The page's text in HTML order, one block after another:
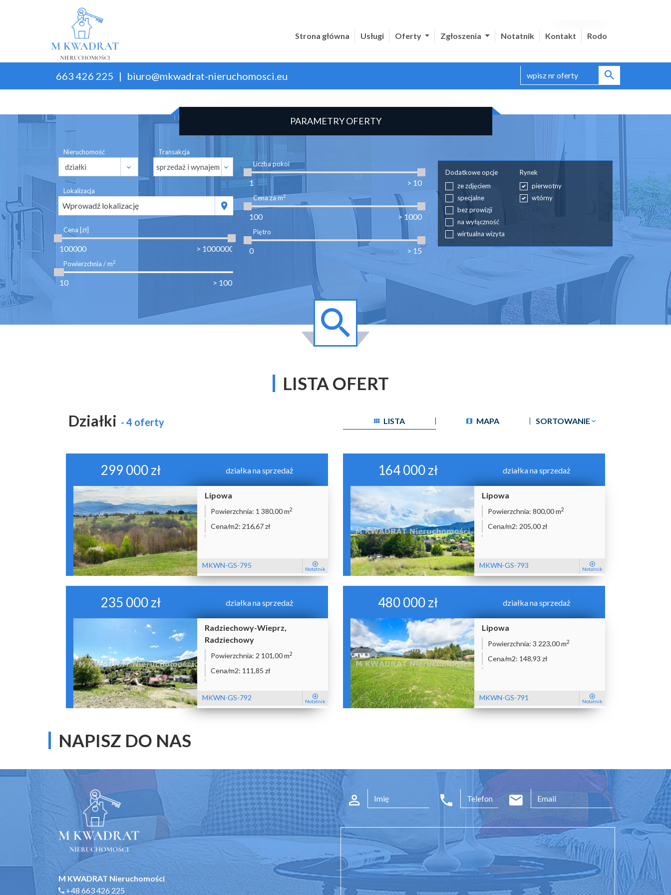
Strona główna Usługi Oferty Zgłoszenia Notatnik Kontakt Rodo
663 426 225 biuro@mkwadrat-nieruchomosci.eu
PARAMETRY OFERTY
Nieruchomość Transakcja
Lokalizacja
Wprowadź lokalizację
Cena [zł]
Powierzchnia / m2
Liczba pokoi
Cena za m2
Piętro
Dodatkowe opcje
ze zdjęciem
specjalne
bez prowizji
na wyłączność
wirtualna wizyta
Rynek
pierwotny
wtórny
LISTA OFERT
Działki - 4 oferty LISTA MAPA SORTOWANIE
299 000 zł działka na sprzedaż
Lipowa
Powierzchnia: 1 380,00 m2
Cena/m2: 216,67 zł
MKWN-GS-795 Notatnik
164 000 zł działka na sprzedaż
Lipowa
Powierzchnia: 800,00 m2
Cena/m2: 205,00 zł
MKWN-GS-793 Notatnik
235 000 zł działka na sprzedaż
Radziechowy-Wieprz,
Radziechowy
Powierzchnia: 2 101,00 m2
Cena/m2: 111,85 zł
MKWN-GS-792 Notatnik
480 000 zł działka na sprzedaż
Lipowa
Powierzchnia: 3 223,00 m2
Cena/m2: 148,93 zł
MKWN-GS-791 Notatnik
NAPISZ DO NAS
M KWADRAT Nieruchomości
+48 663 426 225